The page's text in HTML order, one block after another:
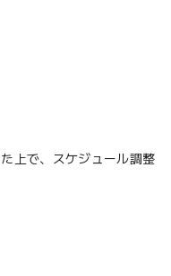
上で、スケジュール調整